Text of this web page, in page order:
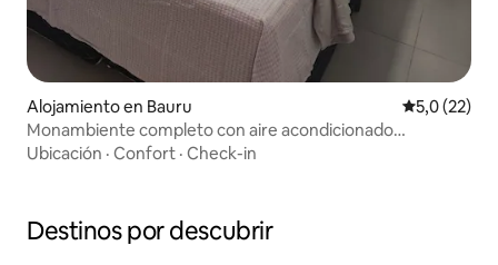
Alojamiento en Bauru Calificación
5,0 (22)
Monambiente completo con aire acondicionado
Ubicación excelente
Ubicación · Confort · Check-in
Destinos por descubrir